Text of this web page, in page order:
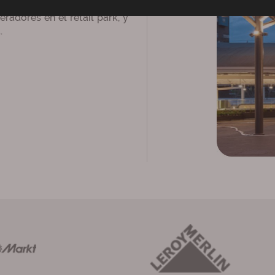
directos en la zona
en el retail park, y